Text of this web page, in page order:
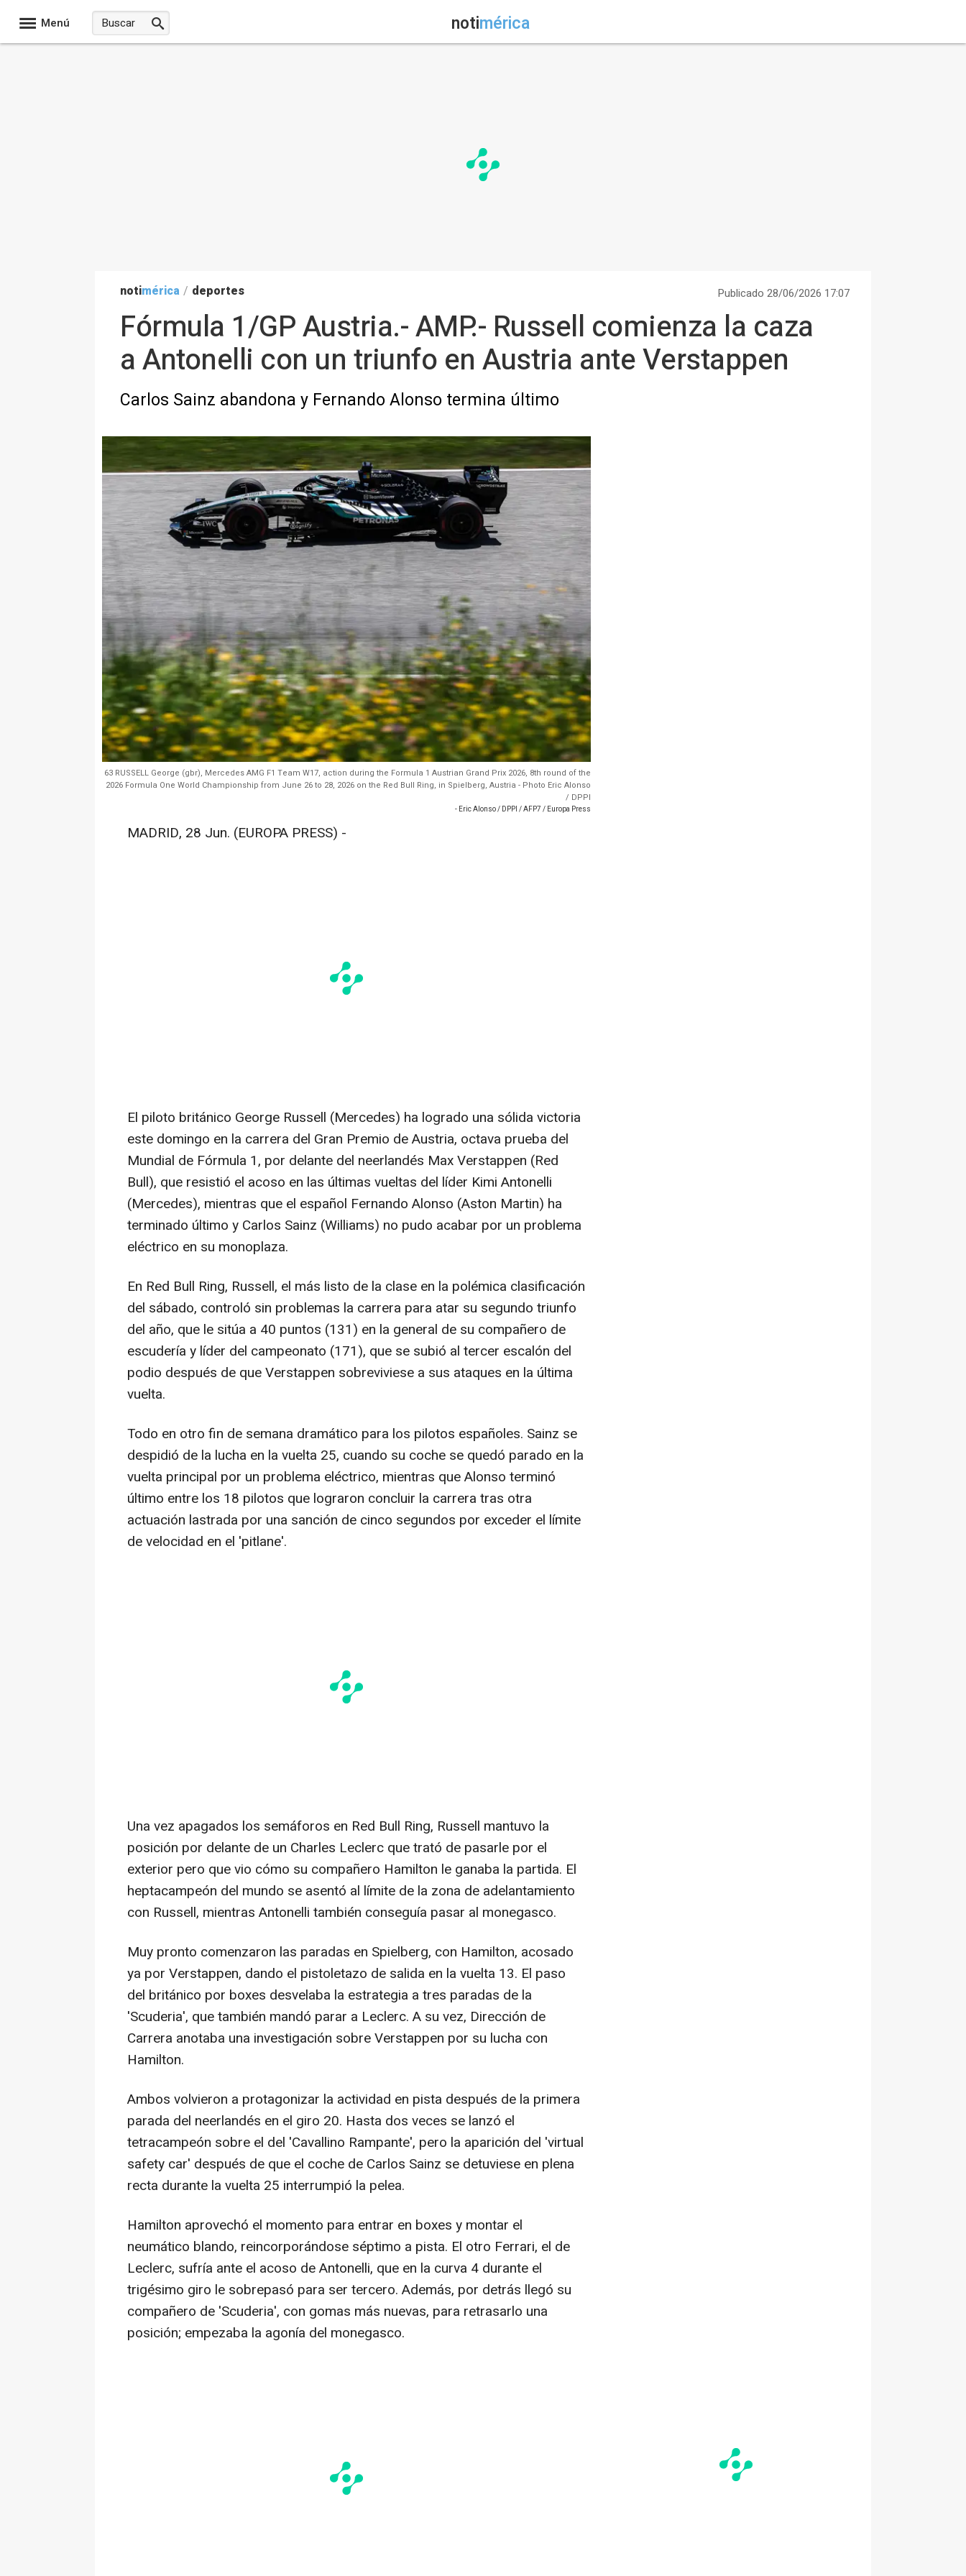
Menú notimérica
notimérica / deportes Publicado 28/06/2026 17:07
Fórmula 1/GP Austria.- AMP.- Russell comienza la caza
a Antonelli con un triunfo en Austria ante Verstappen
Carlos Sainz abandona y Fernando Alonso termina último
63 RUSSELL George (gbr), Mercedes AMG F1 Team W17, action during the Formula 1 Austrian Grand Prix 2026, 8th round of the
2026 Formula One World Championship from June 26 to 28, 2026 on the Red Bull Ring, in Spielberg, Austria - Photo Eric Alonso
/ DPPI
- Eric Alonso / DPPI / AFP7 / Europa Press
MADRID, 28 Jun. (EUROPA PRESS) -
El piloto británico George Russell (Mercedes) ha logrado una sólida victoria
este domingo en la carrera del Gran Premio de Austria, octava prueba del
Mundial de Fórmula 1, por delante del neerlandés Max Verstappen (Red
Bull), que resistió el acoso en las últimas vueltas del líder Kimi Antonelli
(Mercedes), mientras que el español Fernando Alonso (Aston Martin) ha
terminado último y Carlos Sainz (Williams) no pudo acabar por un problema
eléctrico en su monoplaza.
En Red Bull Ring, Russell, el más listo de la clase en la polémica clasificación
del sábado, controló sin problemas la carrera para atar su segundo triunfo
del año, que le sitúa a 40 puntos (131) en la general de su compañero de
escudería y líder del campeonato (171), que se subió al tercer escalón del
podio después de que Verstappen sobreviviese a sus ataques en la última
vuelta.
Todo en otro fin de semana dramático para los pilotos españoles. Sainz se
despidió de la lucha en la vuelta 25, cuando su coche se quedó parado en la
vuelta principal por un problema eléctrico, mientras que Alonso terminó
último entre los 18 pilotos que lograron concluir la carrera tras otra
actuación lastrada por una sanción de cinco segundos por exceder el límite
de velocidad en el 'pitlane'.
Una vez apagados los semáforos en Red Bull Ring, Russell mantuvo la
posición por delante de un Charles Leclerc que trató de pasarle por el
exterior pero que vio cómo su compañero Hamilton le ganaba la partida. El
heptacampeón del mundo se asentó al límite de la zona de adelantamiento
con Russell, mientras Antonelli también conseguía pasar al monegasco.
Muy pronto comenzaron las paradas en Spielberg, con Hamilton, acosado
ya por Verstappen, dando el pistoletazo de salida en la vuelta 13. El paso
del británico por boxes desvelaba la estrategia a tres paradas de la
'Scuderia', que también mandó parar a Leclerc. A su vez, Dirección de
Carrera anotaba una investigación sobre Verstappen por su lucha con
Hamilton.
Ambos volvieron a protagonizar la actividad en pista después de la primera
parada del neerlandés en el giro 20. Hasta dos veces se lanzó el
tetracampeón sobre el del 'Cavallino Rampante', pero la aparición del 'virtual
safety car' después de que el coche de Carlos Sainz se detuviese en plena
recta durante la vuelta 25 interrumpió la pelea.
Hamilton aprovechó el momento para entrar en boxes y montar el
neumático blando, reincorporándose séptimo a pista. El otro Ferrari, el de
Leclerc, sufría ante el acoso de Antonelli, que en la curva 4 durante el
trigésimo giro le sobrepasó para ser tercero. Además, por detrás llegó su
compañero de 'Scuderia', con gomas más nuevas, para retrasarlo una
posición; empezaba la agonía del monegasco.